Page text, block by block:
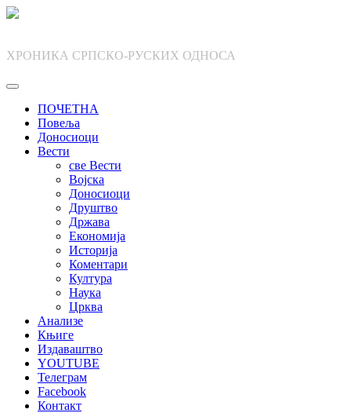
Skip
ХРОНИКА СРПСКО-РУСКИХ ОДНОСА
ПОЧЕТНА
Повеља
Доносиоци
Вести
све Вести
Војска
Доносиоци
Друштво
Држава
Економија
Историја
Коментари
Култура
Наука
Црква
Анализе
Књиге
Издаваштво
YOUTUBE
Телеграм
Facebook
Контакт